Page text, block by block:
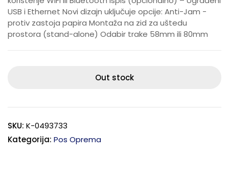
USB i Ethernet Novi dizajn uključuje opcije: Anti-Jam -
protiv zastoja papira Montaža na zid za uštedu
prostora (stand-alone) Odabir trake 58mm ili 80mm
Out stock
SKU: K-0493733
Kategorija: Pos Oprema